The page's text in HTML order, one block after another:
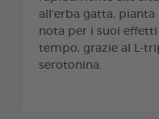
all'erba gatta, pianta
nota per i suoi effetti
tempo, grazie al L-
serotonina.